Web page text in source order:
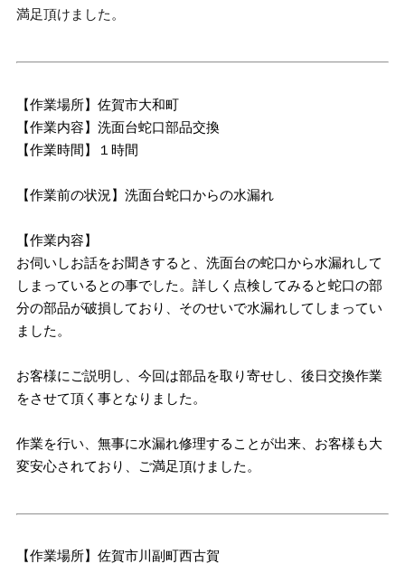
満足頂けました。
【作業場所】佐賀市大和町
【作業内容】洗面台蛇口部品交換
【作業時間】１時間
【作業前の状況】洗面台蛇口からの水漏れ
【作業内容】
お伺いしお話をお聞きすると、洗面台の蛇口から水漏れして
しまっているとの事でした。詳しく点検してみると蛇口の部
分の部品が破損しており、そのせいで水漏れしてしまってい
ました。
お客様にご説明し、今回は部品を取り寄せし、後日交換作業
をさせて頂く事となりました。
作業を行い、無事に水漏れ修理することが出来、お客様も大
変安心されており、ご満足頂けました。
【作業場所】佐賀市川副町西古賀